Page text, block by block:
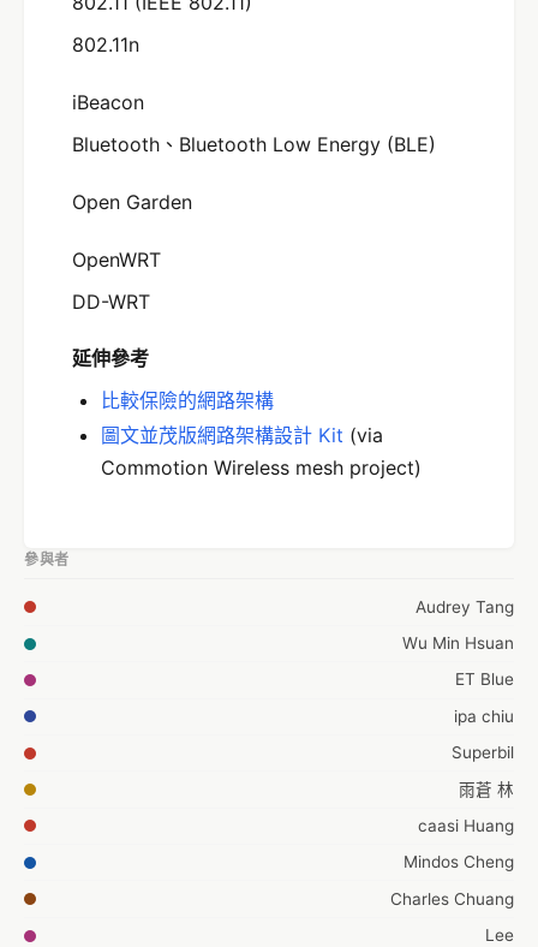
802.11n
iBeacon
Bluetooth、Bluetooth Low Energy (BLE)
Open Garden
OpenWRT
DD-WRT
延伸參考
比較保險的網路架構
圖文並茂版網路架構設計 Kit (via
Commotion Wireless mesh project)
參與者
Audrey Tang
Wu Min Hsuan
ET Blue
ipa chiu
Superbil
雨蒼 林
caasi Huang
Mindos Cheng
Charles Chuang
Lee